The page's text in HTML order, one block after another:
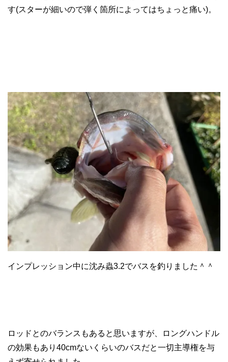
す(スターが細いので弾く箇所によってはちょっと痛い)。
インプレッション中に沈み蟲3.2でバスを釣りました＾＾
ロッドとのバランスもあると思いますが、ロングハンドル
の効果もあり40cmないくらいのバスだと一切主導権を与